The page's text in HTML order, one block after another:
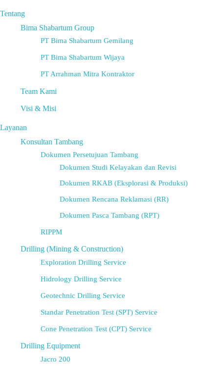
Tentang
Bima Shabartum Group
PT Bima Shabartum Gemilang
PT Bima Shabartum Wijaya
PT Arrahman Mitra Kontraktor
Team Kami
Visi & Misi
Layanan
Konsultan Tambang
Dokumen Persetujuan Tambang
Dokumen Studi Kelayakan dan Revisi
Dokumen RKAB (Eksplorasi & Produksi)
Dokumen Rencana Reklamasi (RR)
Dokumen Pasca Tambang (RPT)
RIPPM
Drilling (Mining & Construction)
Exploration Drilling Service
Hidrology Drilling Service
Geotechnic Drilling Service
Standar Penetration Test (SPT) Service
Cone Penetration Test (CPT) Service
Drilling Equipment
Jacro 200